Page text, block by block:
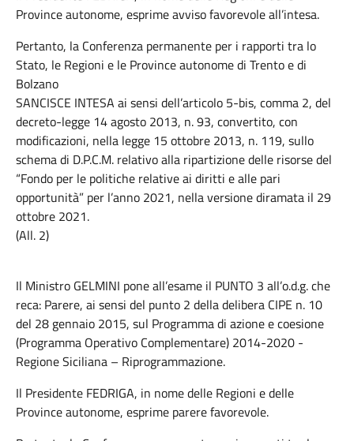
Province autonome, esprime avviso favorevole all’intesa.
Pertanto, la Conferenza permanente per i rapporti tra lo
Stato, le Regioni e le Province autonome di Trento e di
Bolzano
SANCISCE INTESA ai sensi dell’articolo 5-bis, comma 2, del
decreto-legge 14 agosto 2013, n. 93, convertito, con
modificazioni, nella legge 15 ottobre 2013, n. 119, sullo
schema di D.P.C.M. relativo alla ripartizione delle risorse del
“Fondo per le politiche relative ai diritti e alle pari
opportunità” per l’anno 2021, nella versione diramata il 29
ottobre 2021.
(All. 2)
Il Ministro GELMINI pone all’esame il PUNTO 3 all’o.d.g. che
reca: Parere, ai sensi del punto 2 della delibera CIPE n. 10
del 28 gennaio 2015, sul Programma di azione e coesione
(Programma Operativo Complementare) 2014-2020 -
Regione Siciliana – Riprogrammazione.
Il Presidente FEDRIGA, in nome delle Regioni e delle
Province autonome, esprime parere favorevole.